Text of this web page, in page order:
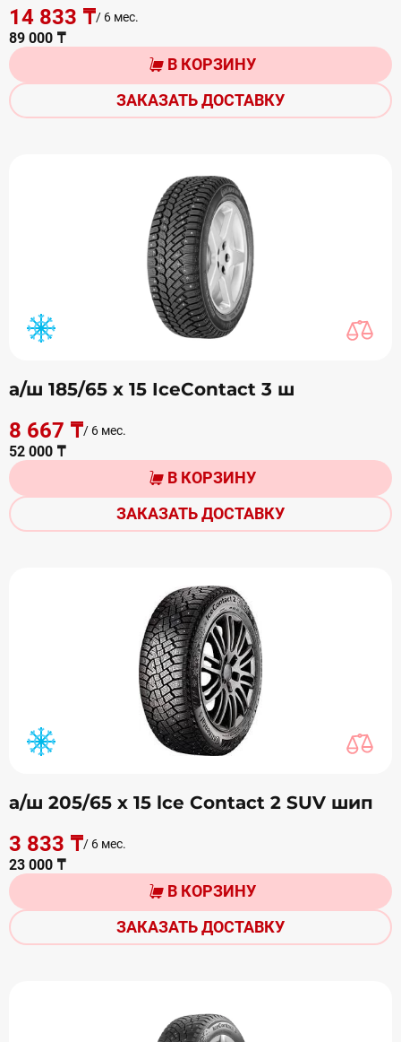
14 833 ₸/ 6 мес.
89 000 ₸
В КОРЗИНУ
ЗАКАЗАТЬ ДОСТАВКУ
а/ш 185/65 х 15 IceContact 3 ш
8 667 ₸/ 6 мес.
52 000 ₸
В КОРЗИНУ
ЗАКАЗАТЬ ДОСТАВКУ
а/ш 205/65 х 15 lce Contact 2 SUV шип
3 833 ₸/ 6 мес.
23 000 ₸
В КОРЗИНУ
ЗАКАЗАТЬ ДОСТАВКУ